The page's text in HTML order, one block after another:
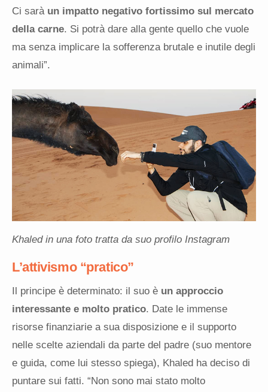
Ci sarà un impatto negativo fortissimo sul mercato
della carne. Si potrà dare alla gente quello che vuole
ma senza implicare la sofferenza brutale e inutile degli
animali”.
Khaled in una foto tratta da suo profilo Instagram
L’attivismo “pratico”
Il principe è determinato: il suo è un approccio
interessante e molto pratico. Date le immense
risorse finanziarie a sua disposizione e il supporto
nelle scelte aziendali da parte del padre (suo mentore
e guida, come lui stesso spiega), Khaled ha deciso di
puntare sui fatti. “Non sono mai stato molto